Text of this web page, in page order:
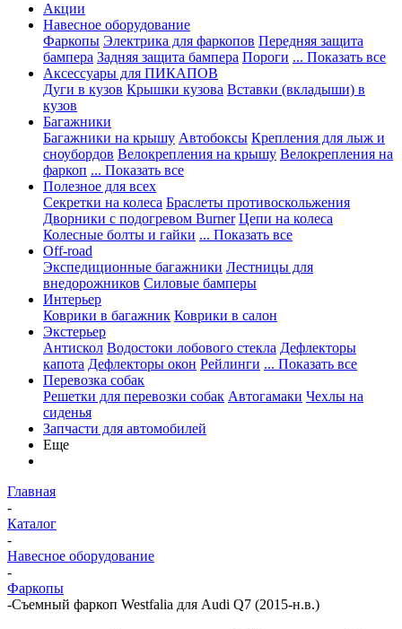
Акции
Навесное оборудование
Фаркопы Электрика для фаркопов Передняя защита
бампера Задняя защита бампера Пороги ... Показать все
Аксессуары для ПИКАПОВ
Дуги в кузов Крышки кузова Вставки (вкладыши) в
кузов
Багажники
Багажники на крышу Автобоксы Крепления для лыж и
сноубордов Велокрепления на крышу Велокрепления на
фаркоп ... Показать все
Полезное для всех
Секретки на колеса Браслеты противоскольжения
Дворники с подогревом Burner Цепи на колеса
Колесные болты и гайки ... Показать все
Off-road
Экспедиционные багажники Лестницы для
внедорожников Силовые бамперы
Интерьер
Коврики в багажник Коврики в салон
Экстерьер
Антискол Водостоки лобового стекла Дефлекторы
капота Дефлекторы окон Рейлинги ... Показать все
Перевозка собак
Решетки для перевозки собак Автогамаки Чехлы на
сиденья
Запчасти для автомобилей
Еще
Главная
-
Каталог
-
Навесное оборудование
-
Фаркопы
-Cъемный фаркоп Westfalia для Audi Q7 (2015-н.в.)